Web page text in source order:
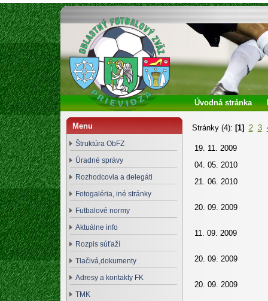
Oblastný futbalový zväz Prievidza
Úvodná stránka
Menu
Štruktúra ObFZ
Úradné správy
Rozhodcovia a delegáti
Fotogaléria, iné stránky
Futbalové normy
Aktuálne info
Rozpis súťaží
Tlačivá,dokumenty
Adresy a kontakty FK
TMK
Stránky (4): [1] 2 3
19. 11. 2009
04. 05. 2010
21. 06. 2010
20. 09. 2009
11. 09. 2009
20. 09. 2009
20. 09. 2009